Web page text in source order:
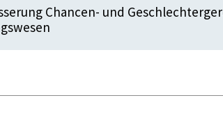
Chancen- und